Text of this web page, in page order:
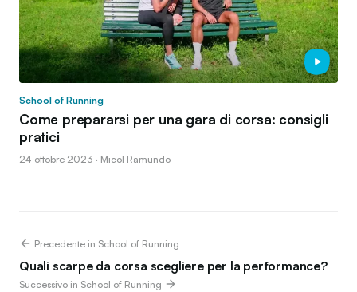
School of Running
Come prepararsi per una gara di corsa: consigli
pratici
24 ottobre 2023 · Micol Ramundo
Precedente in School of Running
Quali scarpe da corsa scegliere per la performance?
Successivo in School of Running